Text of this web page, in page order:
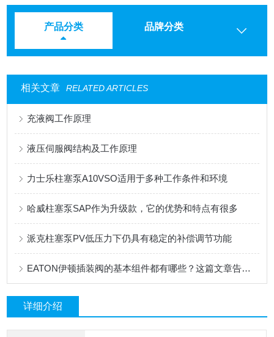
产品分类 品牌分类
相关文章 RELATED ARTICLES
充液阀工作原理
液压伺服阀结构及工作原理
力士乐柱塞泵A10VSO适用于多种工作条件和环境
哈威柱塞泵SAP作为升级款，它的优势和特点有很多
派克柱塞泵PV低压力下仍具有稳定的补偿调节功能
EATON伊顿插装阀的基本组件都有哪些？这篇文章告诉你
详细介绍